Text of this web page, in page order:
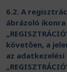
6.2. A
ábrázoló
követően, a
az